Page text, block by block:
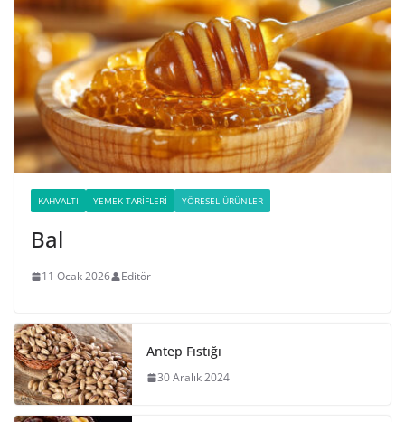
KAHVALTI YEMEK TARIFLERI YÖRESEL ÜRÜNLER
Bal
11 Ocak 2026 Editör
Antep Fıstığı
30 Aralık 2024